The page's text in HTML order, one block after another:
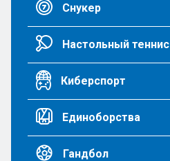
Снукер
Настольный теннис
Киберспорт
Единоборства
Гандбол